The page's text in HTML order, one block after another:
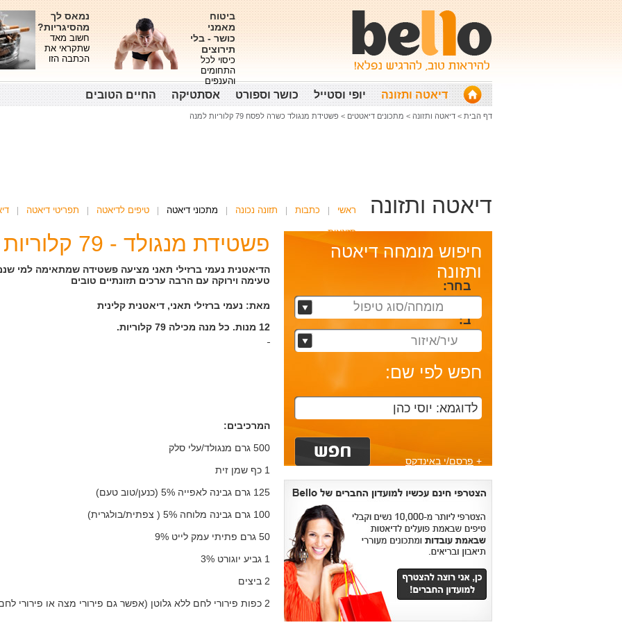
ביטוח
מאמני
כושר - בלי
תירוצים
כיסוי לכל
התחומים
והענפים
נמאס לך
מהסיגריות?
חשוב מאד
שתקראי את
הכתבה הזו
דיאטה ותזונה יופי וסטייל כושר וספורט אסתטיקה החיים הטובים
דף הבית > דיאטה ותזונה > מתכונים דיאטטים > פשטידת מנגולד כשרה לפסח 79 קלוריות למנה
דיאטה ותזונה ראשי כתבות תזונה נכונה מתכוני דיאטה טיפים לדיאטה תפריטי דיאטה
תזונאית
חיפוש מומחה דיאטה
ותזונה
בחר:
מומחה/סוג טיפול
ב:
עיר/איזור
חפש לפי שם:
+ פרסם/י באינדקס
פשטידת מנגולד - 79 קלוריות
הדיאטנית נעמי ברזילי תאני מציעה פשטידה שמתאימה למי
טעימה וירוקה עם הרבה ערכים תזונתיים טובים
מאת: נעמי ברזילי תאני, דיאטנית קלינית
12 מנות. כל מנה מכילה 79 קלוריות.
המרכיבים:
500 גרם מנגולד/עלי סלק
1 כף שמן זית
125 גרם גבינה לאפייה 5% (כנען/טוב טעם)
100 גרם גבינה מלוחה 5% ( צפתית/בולגרית)
50 גרם פתיתי עמק לייט 9%
1 גביע יוגורט 3%
2 ביצים
2 כפות פירורי לחם ללא גלוטן (אפשר גם פירורי מצה או פירורי לחם קלוי)